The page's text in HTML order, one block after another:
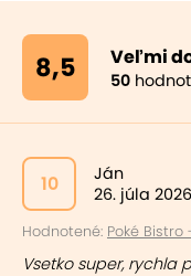
8,5 Veľmi
50
10
Ján
26. júla 2026
Hodnotené: Poké Bistro
Vsetko super, rychla